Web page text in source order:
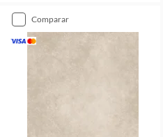
comparar